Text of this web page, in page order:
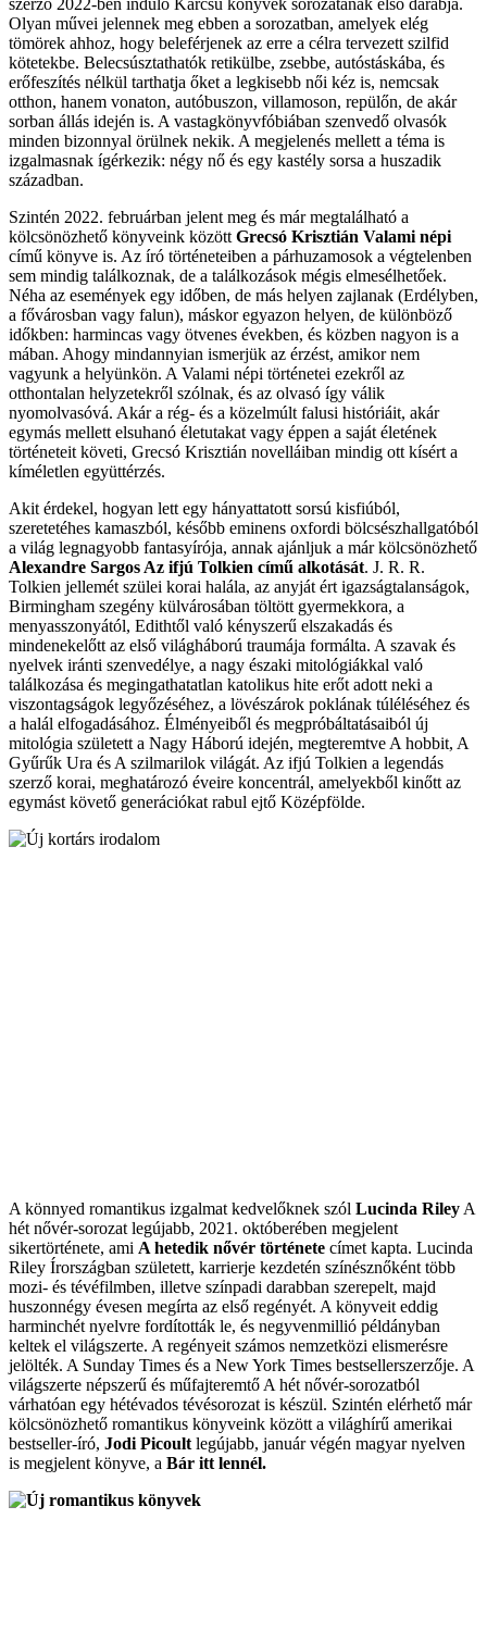
szerző 2022-ben induló Karcsú könyvek sorozatának első darabja.
Olyan művei jelennek meg ebben a sorozatban, amelyek elég
tömörek ahhoz, hogy beleférjenek az erre a célra tervezett szilfid
kötetekbe. Belecsúsztathatók retikülbe, zsebbe, autóstáskába, és
erőfeszítés nélkül tarthatja őket a legkisebb női kéz is, nemcsak
otthon, hanem vonaton, autóbuszon, villamoson, repülőn, de akár
sorban állás idején is. A vastagkönyvfóbiában szenvedő olvasók
minden bizonnyal örülnek nekik. A megjelenés mellett a téma is
izgalmasnak ígérkezik: négy nő és egy kastély sorsa a huszadik
században.
Szintén 2022. februárban jelent meg és már megtalálható a
kölcsönözhető könyveink között Grecsó Krisztián Valami népi
című könyve is. Az író történeteiben a párhuzamosok a végtelenben
sem mindig találkoznak, de a találkozások mégis elmesélhetőek.
Néha az események egy időben, de más helyen zajlanak (Erdélyben,
a fővárosban vagy falun), máskor egyazon helyen, de különböző
időkben: harmincas vagy ötvenes években, és közben nagyon is a
mában. Ahogy mindannyian ismerjük az érzést, amikor nem
vagyunk a helyünkön. A Valami népi történetei ezekről az
otthontalan helyzetekről szólnak, és az olvasó így válik
nyomolvasóvá. Akár a rég- és a közelmúlt falusi históriáit, akár
egymás mellett elsuhanó életutakat vagy éppen a saját életének
történeteit követi, Grecsó Krisztián novelláiban mindig ott kísért a
kíméletlen együttérzés.
Akit érdekel, hogyan lett egy hányattatott sorsú kisfiúból,
szeretetéhes kamaszból, később eminens oxfordi bölcsészhallgatóból
a világ legnagyobb fantasyírója, annak ajánljuk a már kölcsönözhető
Alexandre Sargos Az ifjú Tolkien című alkotását. J. R. R.
Tolkien jellemét szülei korai halála, az anyját ért igazságtalanságok,
Birmingham szegény külvárosában töltött gyermekkora, a
menyasszonyától, Edithtől való kényszerű elszakadás és
mindenekelőtt az első világháború traumája formálta. A szavak és
nyelvek iránti szenvedélye, a nagy északi mitológiákkal való
találkozása és megingathatatlan katolikus hite erőt adott neki a
viszontagságok legyőzéséhez, a lövészárok poklának túléléséhez és
a halál elfogadásához. Élményeiből és megpróbáltatásaiból új
mitológia született a Nagy Háború idején, megteremtve A hobbit, A
Gyűrűk Ura és A szilmarilok világát. Az ifjú Tolkien a legendás
szerző korai, meghatározó éveire koncentrál, amelyekből kinőtt az
egymást követő generációkat rabul ejtő Középfölde.
A könnyed romantikus izgalmat kedvelőknek szól Lucinda Riley A
hét nővér-sorozat legújabb, 2021. októberében megjelent
sikertörténete, ami A hetedik nővér története címet kapta. Lucinda
Riley Írországban született, karrierje kezdetén színésznőként több
mozi- és tévéfilmben, illetve színpadi darabban szerepelt, majd
huszonnégy évesen megírta az első regényét. A könyveit eddig
harminchét nyelvre fordították le, és negyvenmillió példányban
keltek el világszerte. A regényeit számos nemzetközi elismerésre
jelölték. A Sunday Times és a New York Times bestsellerszerzője. A
világszerte népszerű és műfajteremtő A hét nővér-sorozatból
várhatóan egy hétévados tévésorozat is készül. Szintén elérhető már
kölcsönözhető romantikus könyveink között a világhírű amerikai
bestseller-író, Jodi Picoult legújabb, január végén magyar nyelven
is megjelent könyve, a Bár itt lennél.